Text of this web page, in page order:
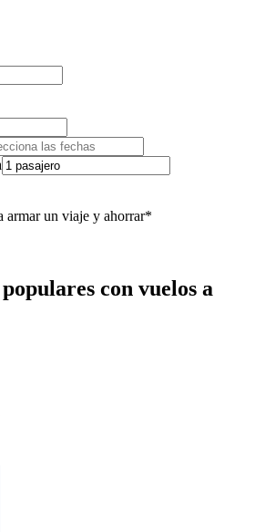
armar un viaje y ahorrar*
con vuelos a